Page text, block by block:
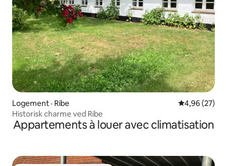
Logement · Ribe Note
4,96 (27)
Historisk charme ved Ribe
Appartements à louer avec climatisation